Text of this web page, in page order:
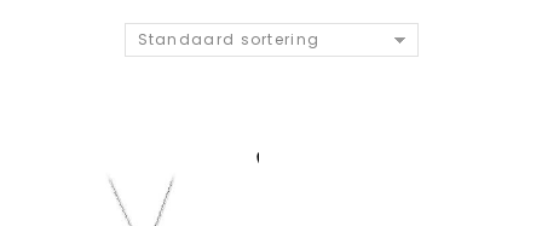
Standaard sortering